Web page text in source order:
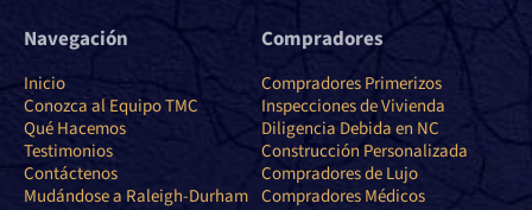
Navegación
Inicio
Conozca al Equipo TMC
Qué Hacemos
Testimonios
Contáctenos
Mudándose a Raleigh-Durham
Compradores
Compradores Primerizos
Inspecciones de Vivienda
Diligencia Debida en NC
Construcción Personalizada
Compradores de Lujo
Compradores Médicos